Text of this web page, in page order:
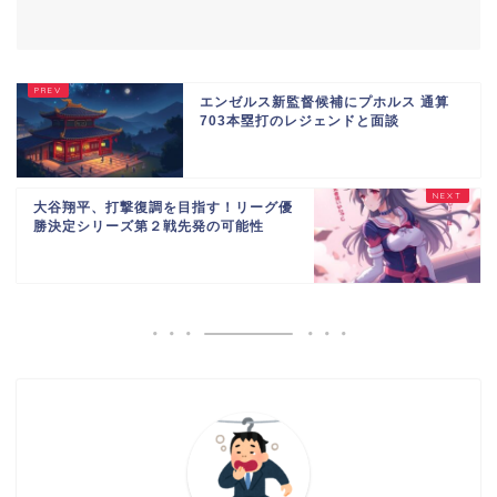
エンゼルス新監督候補にプホルス 通算
703本塁打のレジェンドと面談
大谷翔平、打撃復調を目指す！リーグ優
勝決定シリーズ第２戦先発の可能性